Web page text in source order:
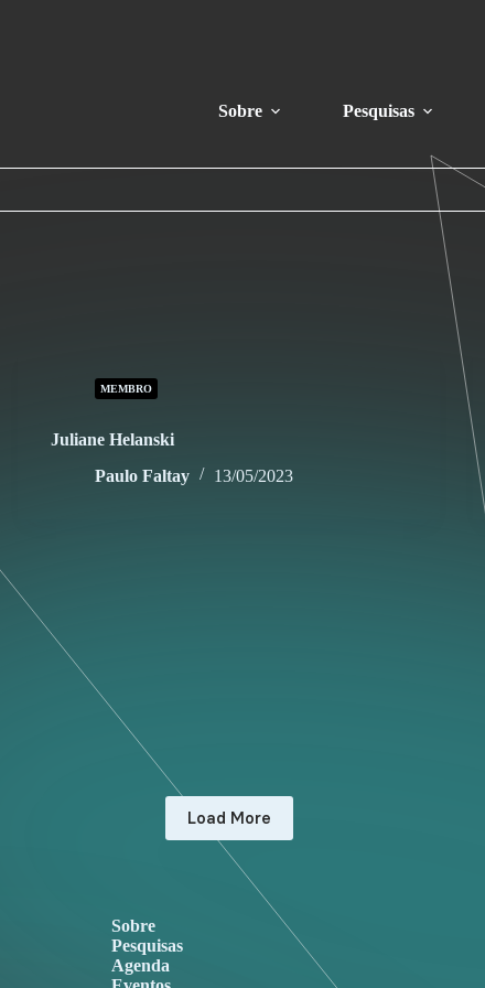
Sobre Pesquisas
MEMBRO
Juliane Helanski
Paulo Faltay
13/05/2023
Load More
Sobre
Pesquisas
Agenda